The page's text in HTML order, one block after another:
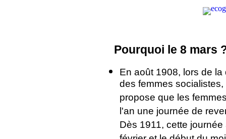
Pourquoi le 8 mars
En août 1908, lors de
des femmes
propose que les
l'an une journée de
Dès 1911, cette